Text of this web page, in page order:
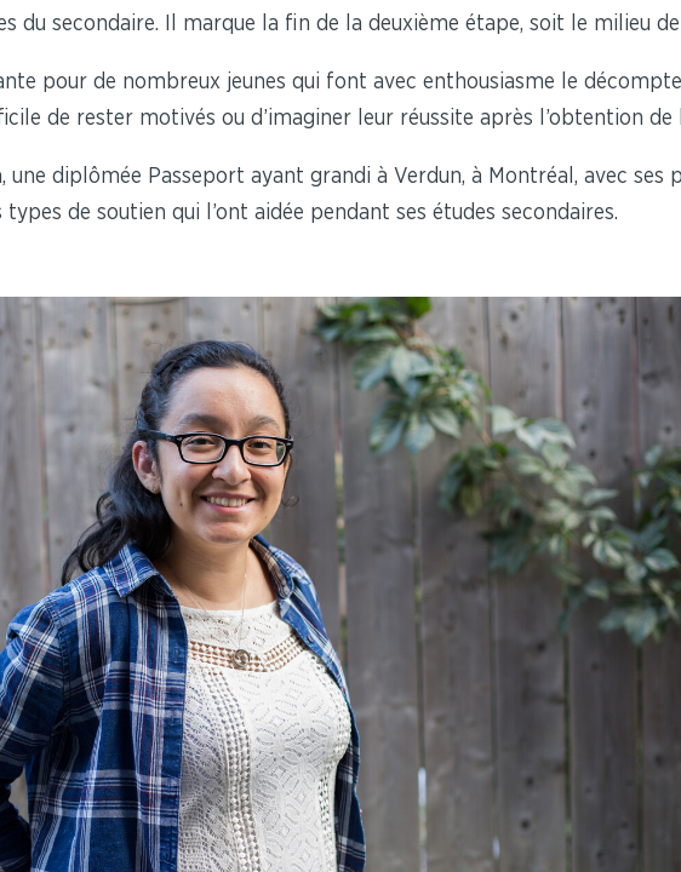
du secondaire. Il marque la fin de la deuxième étape, soit le milieu de
pour de nombreux jeunes qui font avec enthousiasme le
de rester motivés ou d’imaginer leur réussite après l’obtention de
une diplômée Passeport ayant grandi à Verdun, à Montréal, avec ses
de soutien qui l’ont aidée pendant ses études secondaires.